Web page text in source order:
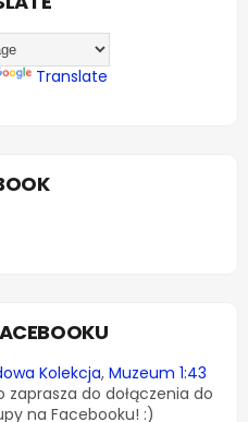
Translate
Kolekcja, Muzeum 1:43
zaprasza do dołączenia do
na Facebooku! :)